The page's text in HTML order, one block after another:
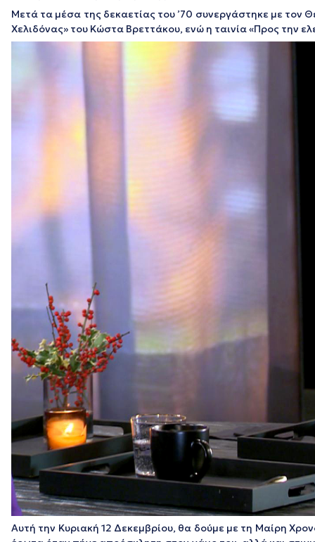
Μετά τα μέσα της δεκαετίας του ’70 συνεργάστηκε με τον
Χελιδόνας» του Κώστα Βρεττάκου, ενώ η ταινία «Προς την
Αυτή την Κυριακή 12 Δεκεμβρίου, θα δούμε με τη Μαίρη